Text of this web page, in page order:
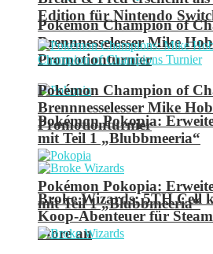
Pokémon Champion of
Brennnesselesser Mike
Promotionturnier
Pokémon Pokopia:
mit Teil 1 „Blubbmeeria“
Broke Wizards: 5TH Cell
Koop-Abenteuer für
Store an
Edition für Nintendo
Pokémon Champion of
Brennnesselesser Mike
Promotionturnier
Pokémon Pokopia:
mit Teil 1 „Blubbmeeria“